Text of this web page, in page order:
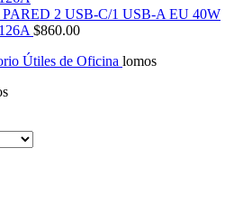
2 USB-C/1 USB-A EU 40W
$860.00
Útiles de Oficina lomos